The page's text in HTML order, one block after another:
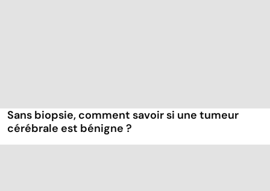
Sans biopsie, comment savoir si une tumeur
cérébrale est bénigne ?